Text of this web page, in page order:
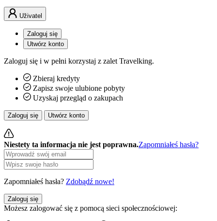
Uživatel
Zaloguj się
Utwórz konto
Zaloguj się i w pełni korzystaj z zalet Travelking.
Zbieraj kredyty
Zapisz swoje ulubione pobyty
Uzyskaj przegląd o zakupach
Zaloguj się Utwórz konto
Niestety ta informacja nie jest poprawna.Zapomniałeś hasła?
Zapomniałeś hasła? Zdobądź nowe!
Zaloguj się
Możesz zalogować się z pomocą sieci społecznościowej: